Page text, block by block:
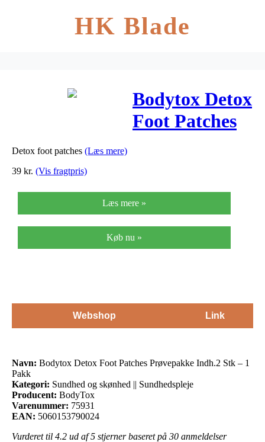
HK Blade
Bodytox Detox
Foot Patches
Pakk
Detox foot patches (Læs mere)
39 kr. (Vis fragtpris)
Læs mere »
Køb nu »
Webshop Link
Navn: Bodytox Detox Foot Patches Prøvepakke Indh.2 Stk – 1
Pakk
Kategori: Sundhed og skønhed || Sundhedspleje
Producent: BodyTox
Varenummer: 75931
EAN: 5060153790024
Vurderet til 4.2 ud af 5 stjerner baseret på 30 anmeldelser